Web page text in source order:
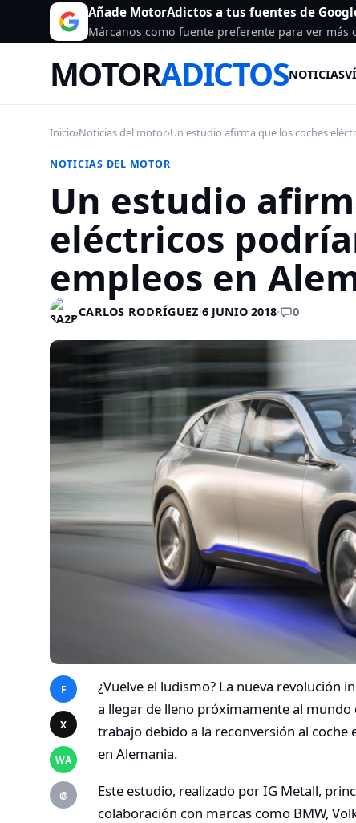
Añade MotorAdictos a tus fuentes de
Márcanos como fuente preferente para ver más
MOTORADICTOSNOTICIAS
Inicio›Noticias del motor›Un estudio afirma que los coches
NOTICIAS DEL MOTOR
Un estudio
eléctricos
empleos en
CARLOS RODRÍGUEZ·6 JUNIO 2018· 0
F
X
WA
@
¿Vuelve el ludismo? La nueva revolución
a llegar de lleno próximamente al
trabajo debido a la reconversión al
en Alemania.
Este estudio, realizado por IG Metall,
colaboración con marcas como BMW,